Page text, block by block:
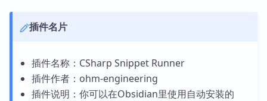
插件名片
插件名称：CSharp Snippet Runner
插件作者：ohm-engineering
插件说明：你可以在Obsidian里使用自动安装的